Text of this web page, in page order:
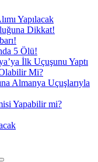
Yapılacak
Dikkat!
5 Ölü!
İlk Uçuşunu Yaptı
Mi?
Almanya Uçuşlarıyla
Yapabilir mi?